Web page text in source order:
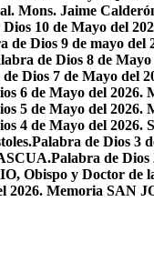
Mons. Jaime
Dios 10 de Mayo del
de Dios 9 de mayo del
de Dios 8 de Mayo
Dios 7 de Mayo del
6 de Mayo del 2026.
5 de Mayo del 2026.
4 de Mayo del 2026.
Palabra de Dios 3
Palabra de Dios
Obispo y Doctor de
2026. Memoria SAN